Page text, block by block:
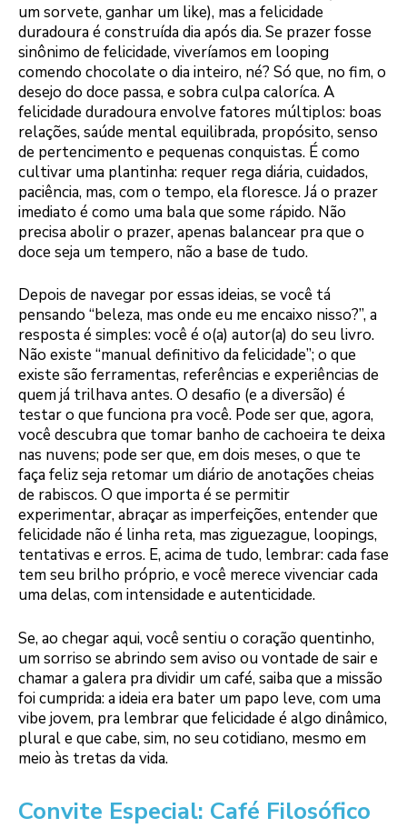
um sorvete, ganhar um like), mas a felicidade
duradoura é construída dia após dia. Se prazer fosse
sinônimo de felicidade, viveríamos em looping
comendo chocolate o dia inteiro, né? Só que, no fim, o
desejo do doce passa, e sobra culpa caloríca. A
felicidade duradoura envolve fatores múltiplos: boas
relações, saúde mental equilibrada, propósito, senso
de pertencimento e pequenas conquistas. É como
cultivar uma plantinha: requer rega diária, cuidados,
paciência, mas, com o tempo, ela floresce. Já o prazer
imediato é como uma bala que some rápido. Não
precisa abolir o prazer, apenas balancear pra que o
doce seja um tempero, não a base de tudo.
Depois de navegar por essas ideias, se você tá
pensando “beleza, mas onde eu me encaixo nisso?”, a
resposta é simples: você é o(a) autor(a) do seu livro.
Não existe “manual definitivo da felicidade”; o que
existe são ferramentas, referências e experiências de
quem já trilhava antes. O desafio (e a diversão) é
testar o que funciona pra você. Pode ser que, agora,
você descubra que tomar banho de cachoeira te deixa
nas nuvens; pode ser que, em dois meses, o que te
faça feliz seja retomar um diário de anotações cheias
de rabiscos. O que importa é se permitir
experimentar, abraçar as imperfeições, entender que
felicidade não é linha reta, mas ziguezague, loopings,
tentativas e erros. E, acima de tudo, lembrar: cada fase
tem seu brilho próprio, e você merece vivenciar cada
uma delas, com intensidade e autenticidade.
Se, ao chegar aqui, você sentiu o coração quentinho,
um sorriso se abrindo sem aviso ou vontade de sair e
chamar a galera pra dividir um café, saiba que a missão
foi cumprida: a ideia era bater um papo leve, com uma
vibe jovem, pra lembrar que felicidade é algo dinâmico,
plural e que cabe, sim, no seu cotidiano, mesmo em
meio às tretas da vida.
Convite Especial: Café Filosófico